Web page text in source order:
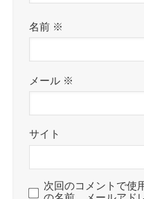
名前 ※
メール ※
サイト
次回のコメントで使